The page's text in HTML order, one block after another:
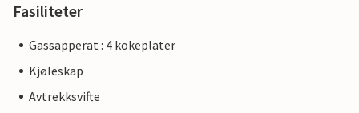
Fasiliteter
Gassapperat : 4 kokeplater
Kjøleskap
Avtrekksvifte